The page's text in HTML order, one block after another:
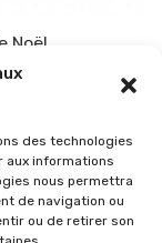
des technologies
aux informations
nous permettra
de navigation ou
ou de retirer son
Noël